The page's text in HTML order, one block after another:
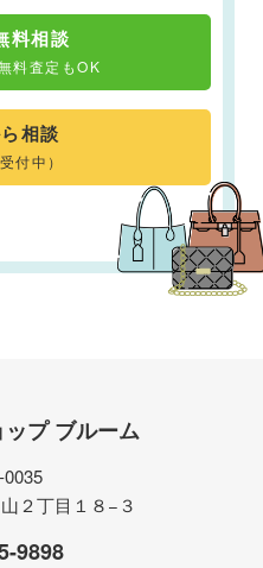
料相談
料査定もOK
相談
付中）
プ ブルーム
0035
２丁目１８−３
9898